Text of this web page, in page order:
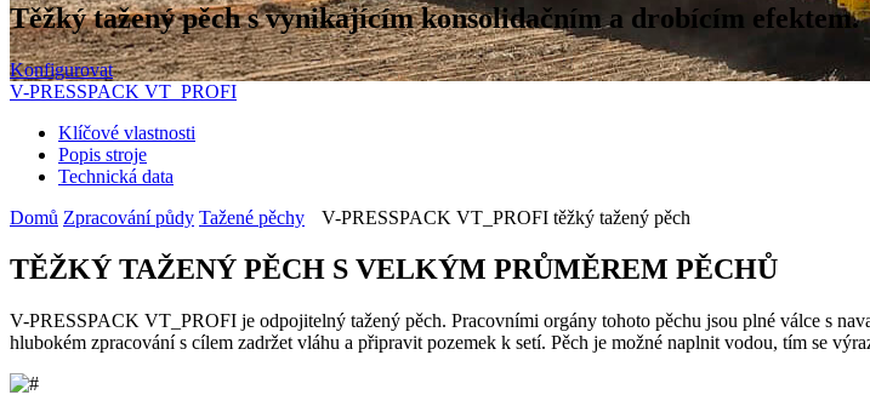
Těžký tažený pěch s vynikajícím konsolidačním a drobícím efektem.
Konfigurovat
V-PRESSPACK VT_PROFI
Klíčové vlastnosti
Popis stroje
Technická data
Domů Zpracování půdy Tažené pěchy V-PRESSPACK VT_PROFI těžký tažený pěch
TĚŽKÝ TAŽENÝ PĚCH S VELKÝM PRŮMĚREM PĚCHŮ
V-PRESSPACK VT_PROFI je odpojitelný tažený pěch. Pracovními orgány tohoto pěchu jsou plné válce s
hlubokém zpracování s cílem zadržet vláhu a připravit pozemek k setí. Pěch je možné naplnit vodou, tím se